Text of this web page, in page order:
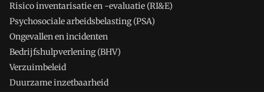
Risico inventarisatie en -evaluatie (RI&E)
Psychosociale arbeidsbelasting (PSA)
Ongevallen en incidenten
Bedrijfshulpverlening (BHV)
Verzuimbeleid
Duurzame inzetbaarheid